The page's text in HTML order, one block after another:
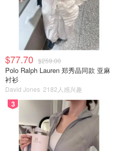
$77.70 $259.00
Polo Ralph Lauren 郑秀晶同款 亚麻
衬衫
David Jones 2182人感兴趣
3